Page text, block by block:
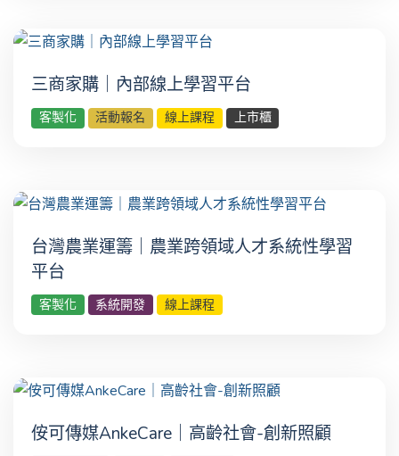
三商家購｜內部線上學習平台
客製化 活動報名 線上課程 上市櫃
台灣農業運籌｜農業跨領域人才系統性學習
平台
客製化 系統開發 線上課程
侒可傳媒AnkeCare｜高齡社會-創新照顧